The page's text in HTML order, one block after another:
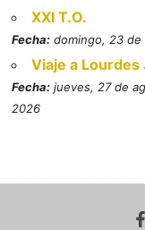
XXI T.O.
Fecha: domingo, 23
Viaje a Lourdes
Fecha: jueves, 27 de
2026